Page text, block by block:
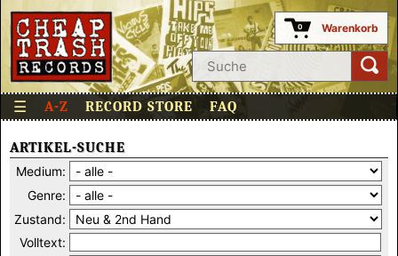
0 Warenkorb
☰ A-Z RECORD STORE FAQ
ARTIKEL-SUCHE
Medium:
Genre:
Zustand:
Volltext: